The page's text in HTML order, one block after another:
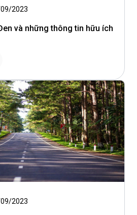
2023
và những thông tin hữu ích
2023